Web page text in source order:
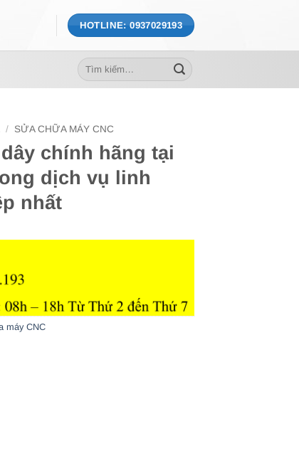
HOTLINE: 0937029193
Tìm
kiếm:
/ SỬA CHỮA MÁY CNC
chính hãng tại
dịch vụ linh
nhất
máy CNC